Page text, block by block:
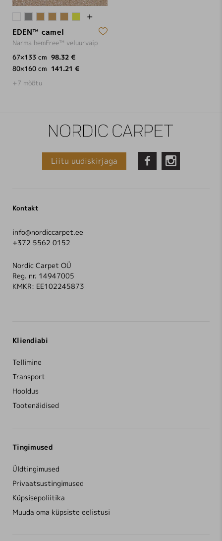
EDEN™ camel
Narma hemFree™ veluurvaip
67×133 cm 98.32 €
80×160 cm 141.21 €
+7 mõõtu
Liitu uudiskirjaga  
Kontakt
info@nordiccarpet.ee
+372 5562 0152
Nordic Carpet OÜ
Reg. nr. 14947005
KMKR: EE102245873
Kliendiabi
Tellimine
Transport
Hooldus
Tootenäidised
Tingimused
Üldtingimused
Privaatsustingimused
Küpsisepoliitika
Muuda oma küpsiste eelistusi